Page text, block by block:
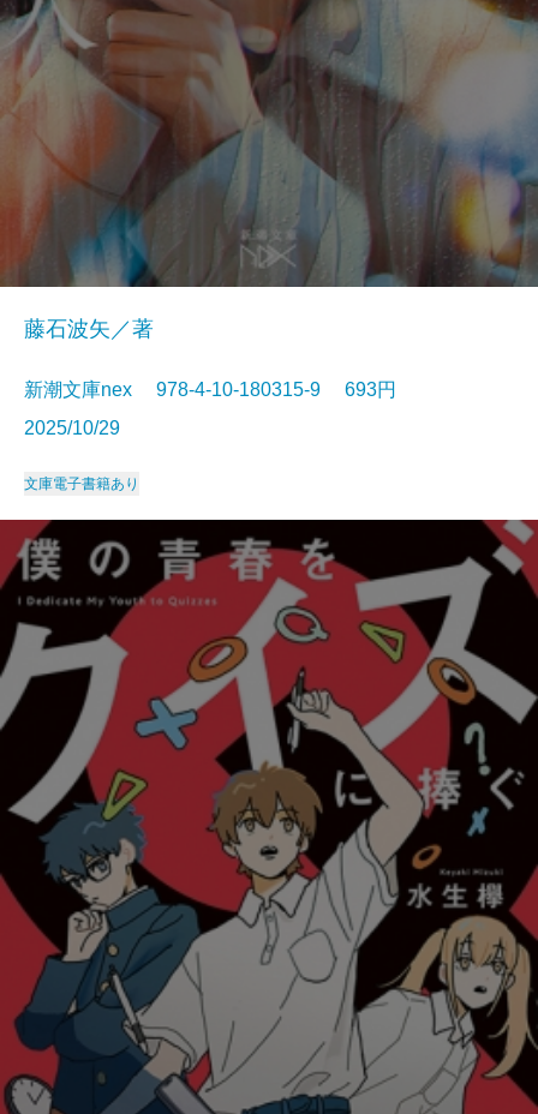
藤石波矢／著
新潮文庫nex 978-4-10-180315-9 693円
2025/10/29
文庫電子書籍あり